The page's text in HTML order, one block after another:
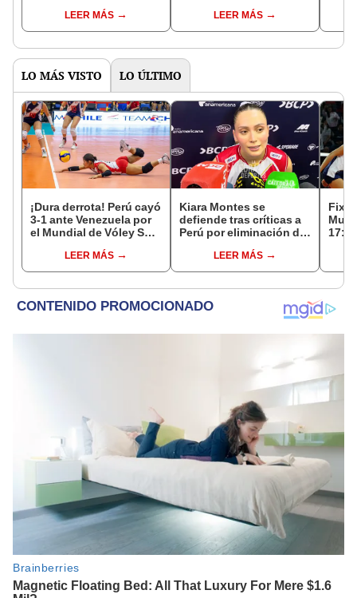
LEER MÁS
especulaciones
LEER MÁS
LO MÁS VISTO LO ÚLTIMO
¡Dura derrota! Perú cayó
3-1 ante Venezuela por
el Mundial de Vóley Sub
LEER MÁS
Kiara Montes se
defiende tras críticas a
Perú por eliminación de
"Somos las que
decimos sí a las
LEER MÁS
17: